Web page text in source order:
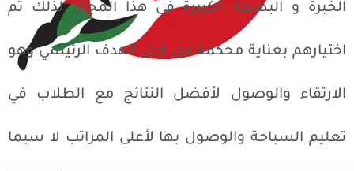
الخبرة و البصمة الكبيرة في هذا المجال لذلك تم
اختيارهم بعناية محكمة من اجل الهدف الرئيسي وهو
الارتقاء والوصول لأفضل النتائج مع الطلاب في
تعليم السباحة والوصول بها لأعلى المراتب لا سيما